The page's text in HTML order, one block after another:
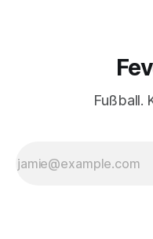
Fußball.